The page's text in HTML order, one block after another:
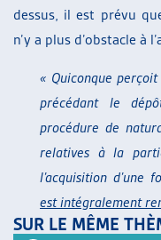
dessus, il est prévu
n’y a plus d’obstacle à
« Quiconque
précédant le
procédure de
relatives à la
l’acquisition d’une
est intégralement
SUR LE MÊME